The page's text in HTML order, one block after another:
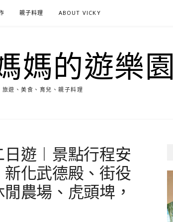
親子料理 ABOUT VICKY
媽的遊樂園
旅遊、美食、育兒、親子料理
遊︱景點行程安
化武德殿、街役
農場、虎頭埤，